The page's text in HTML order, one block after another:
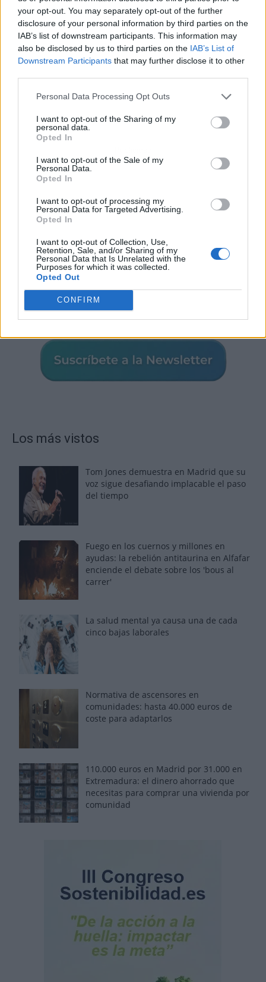
your opt-out. You may separately opt-out of the further
disclosure of your personal information by third parties on the
IAB’s list of downstream participants. This information may
also be disclosed by us to third parties on the IAB’s List of
Downstream Participants that may further disclose it to other
Personal Data Processing Opt Outs
I want to opt-out of the Sharing of my
personal data.
Opted In
I want to opt-out of the Sale of my
Personal Data.
Opted In
I want to opt-out of processing my
Personal Data for Targeted Advertising.
Opted In
I want to opt-out of Collection, Use,
Retention, Sale, and/or Sharing of my
Personal Data that Is Unrelated with the
Purposes for which it was collected.
Opted Out
CONFIRM
Los más vistos
Tom Jones demuestra en Madrid que su
voz sigue desafiando implacable el paso
del tiempo
Fuego en los cuernos y millones en
ayudas: la rebelión antitaurina en Alfafar
enciende el debate sobre los 'bous al
carrer'
La salud mental ya causa una de cada
cinco bajas laborales
Normativa de ascensores en
comunidades: hasta 40.000 euros de
coste para adaptarlos
110.000 euros en Madrid por 31.000 en
Extremadura: el dinero ahorrado que
necesitas para comprar una vivienda por
comunidad